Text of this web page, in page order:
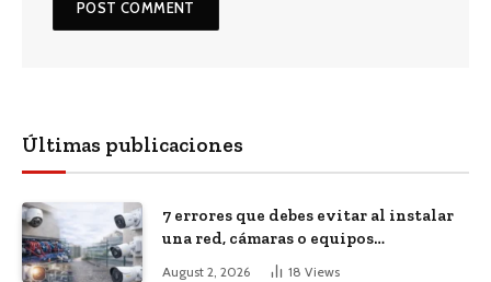
Últimas publicaciones
7 errores que debes evitar al instalar
una red, cámaras o equipos
tecnológicos en una empresa
August 2, 2026 18 Views